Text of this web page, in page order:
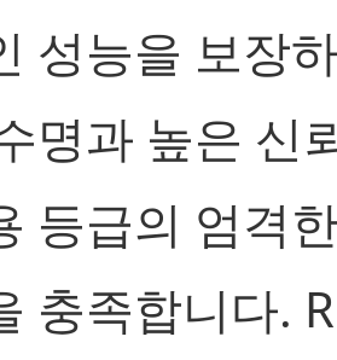
성능을 보장
명과 높은 신
등급의 엄격
충족합니다.